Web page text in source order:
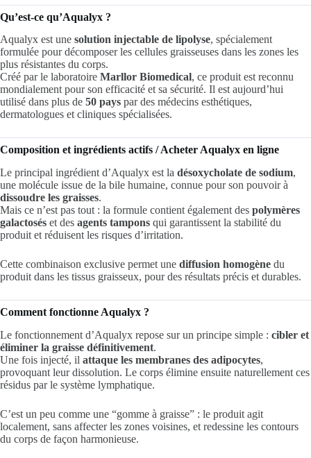
Qu’est-ce qu’Aqualyx ?
Aqualyx est une solution injectable de lipolyse, spécialement
formulée pour décomposer les cellules graisseuses dans les zones les
plus résistantes du corps.
Créé par le laboratoire Marllor Biomedical, ce produit est reconnu
mondialement pour son efficacité et sa sécurité. Il est aujourd’hui
utilisé dans plus de 50 pays par des médecins esthétiques,
dermatologues et cliniques spécialisées.
Composition et ingrédients actifs / Acheter Aqualyx en ligne
Le principal ingrédient d’Aqualyx est la désoxycholate de sodium,
une molécule issue de la bile humaine, connue pour son pouvoir à
dissoudre les graisses.
Mais ce n’est pas tout : la formule contient également des polymères
galactosés et des agents tampons qui garantissent la stabilité du
produit et réduisent les risques d’irritation.
Cette combinaison exclusive permet une diffusion homogène du
produit dans les tissus graisseux, pour des résultats précis et durables.
Comment fonctionne Aqualyx ?
Le fonctionnement d’Aqualyx repose sur un principe simple : cibler et
éliminer la graisse définitivement.
Une fois injecté, il attaque les membranes des adipocytes,
provoquant leur dissolution. Le corps élimine ensuite naturellement ces
résidus par le système lymphatique.
C’est un peu comme une “gomme à graisse” : le produit agit
localement, sans affecter les zones voisines, et redessine les contours
du corps de façon harmonieuse.